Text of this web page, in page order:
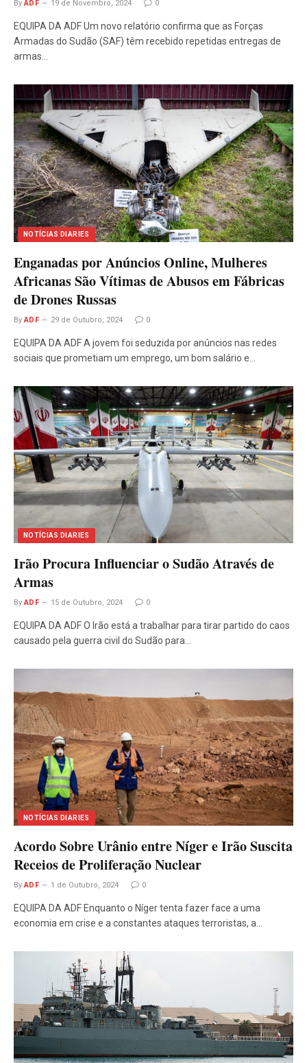
By ADF 19 de Novembro, 2024 0
EQUIPA DA ADF Um novo relatório confirma que as Forças
Armadas do Sudão (SAF) têm recebido repetidas entregas de
armas…
NOTÍCIAS DIARIES
Enganadas por Anúncios Online, Mulheres
Africanas São Vítimas de Abusos em Fábricas
de Drones Russas
By ADF 29 de Outubro, 2024 0
EQUIPA DA ADF A jovem foi seduzida por anúncios nas redes
sociais que prometiam um emprego, um bom salário e…
NOTÍCIAS DIARIES
Irão Procura Influenciar o Sudão Através de
Armas
By ADF 15 de Outubro, 2024 0
EQUIPA DA ADF O Irão está a trabalhar para tirar partido do caos
causado pela guerra civil do Sudão para…
NOTÍCIAS DIARIES
Acordo Sobre Urânio entre Níger e Irão Suscita
Receios de Proliferação Nuclear
By ADF 1 de Outubro, 2024 0
EQUIPA DA ADF Enquanto o Níger tenta fazer face a uma
economia em crise e a constantes ataques terroristas, a…